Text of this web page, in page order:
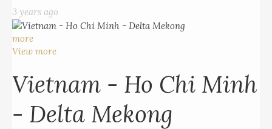
3 years ago
more
View more
Vietnam - Ho Chi Minh
- Delta Mekong